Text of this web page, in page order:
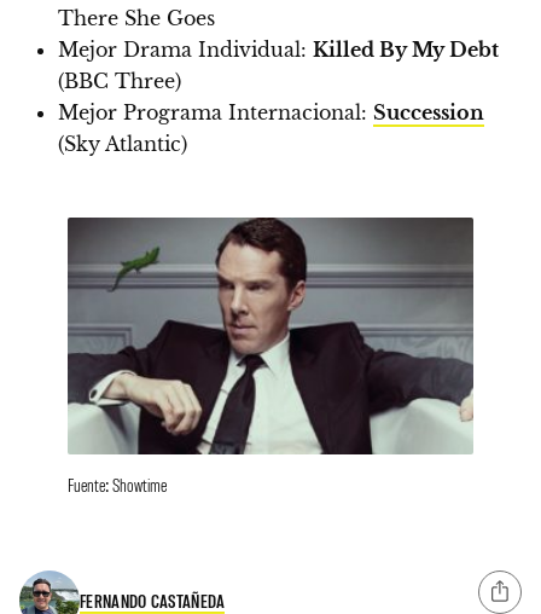
There She Goes
Mejor Drama Individual: Killed By My Debt
(BBC Three)
Mejor Programa Internacional: Succession
(Sky Atlantic)
Fuente: Showtime
FERNANDO CASTAÑEDA